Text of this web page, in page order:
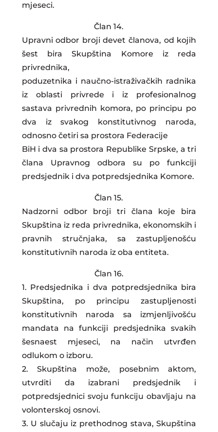
mjeseci.
Član 14.
Upravni odbor broji devet članova, od kojih
šest bira Skupština Komore iz reda
privrednika,
poduzetnika i naučno-istraživačkih radnika
iz oblasti privrede i iz profesionalnog
sastava privrednih komora, po principu po
dva iz svakog konstitutivnog naroda,
odnosno četiri sa prostora Federacije
BiH i dva sa prostora Republike Srpske, a tri
člana Upravnog odbora su po funkciji
predsjednik i dva potpredsjednika Komore.
Član 15.
Nadzorni odbor broji tri člana koje bira
Skupština iz reda privrednika, ekonomskih i
pravnih stručnjaka, sa zastupljenošću
konstitutivnih naroda iz oba entiteta.
Član 16.
1. Predsjednika i dva potpredsjednika bira
Skupština, po principu zastupljenosti
konstitutivnih naroda sa izmjenljivošću
mandata na funkciji predsjednika svakih
šesnaest mjeseci, na način utvrđen
odlukom o izboru.
2. Skupština može, posebnim aktom,
utvrditi da izabrani predsjednik i
potpredsjednici svoju funkciju obavljaju na
volonterskoj osnovi.
3. U slučaju iz prethodnog stava, Skupština